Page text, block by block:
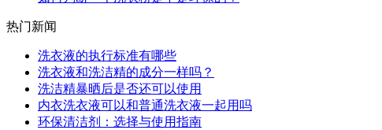
热门新闻
洗衣液的执行标准有哪些
洗衣液和洗洁精的成分一样吗？
洗洁精暴晒后是否还可以使用
内衣洗衣液可以和普通洗衣液一起用吗
环保清洁剂：选择与使用指南